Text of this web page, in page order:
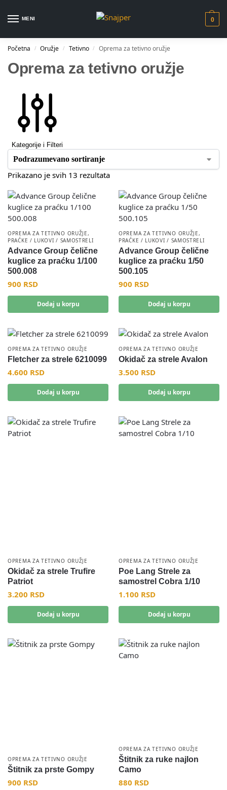
MENI 0
Početna / Oružje / Tetivno / Oprema za tetivno oružje
Oprema za tetivno oružje
Kategorije i Filteri
Prikazano je svih 13 rezultata
OPREMA ZA TETIVNO ORUŽJE,
PRAĆKE / LUKOVI / SAMOSTRELI
Advance Group čelične
kuglice za praćku 1/100
500.008
900 RSD
Dodaj u korpu
OPREMA ZA TETIVNO ORUŽJE,
PRAĆKE / LUKOVI / SAMOSTRELI
Advance Group čelične
kuglice za praćku 1/50
500.105
900 RSD
Dodaj u korpu
OPREMA ZA TETIVNO ORUŽJE
Fletcher za strele 6210099
4.600 RSD
Dodaj u korpu
OPREMA ZA TETIVNO ORUŽJE
Okidač za strele Avalon
3.500 RSD
Dodaj u korpu
OPREMA ZA TETIVNO ORUŽJE
Okidač za strele Trufire
Patriot
3.200 RSD
Dodaj u korpu
OPREMA ZA TETIVNO ORUŽJE
Poe Lang Strele za
samostrel Cobra 1/10
1.100 RSD
Dodaj u korpu
OPREMA ZA TETIVNO ORUŽJE
Štitnik za prste Gompy
900 RSD
OPREMA ZA TETIVNO ORUŽJE
Štitnik za ruke najlon
Camo
880 RSD